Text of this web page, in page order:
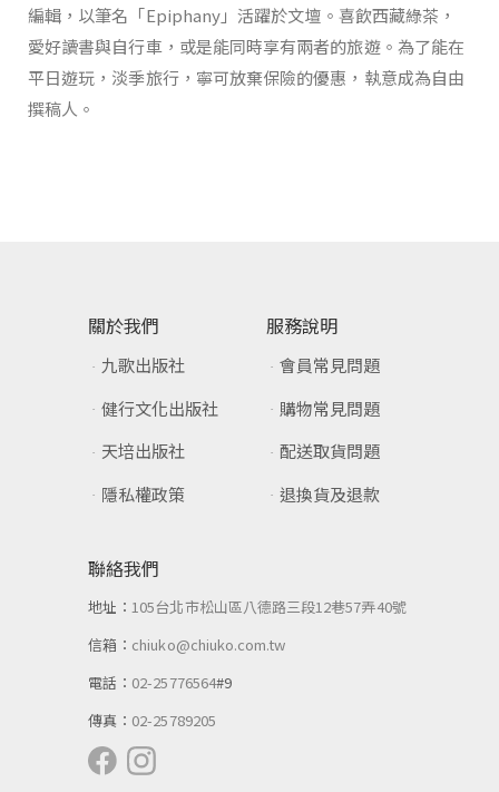
編輯，以筆名「Epiphany」活躍於文壇。喜飲西藏綠茶，
愛好讀書與自行車，或是能同時享有兩者的旅遊。為了能在
平日遊玩，淡季旅行，寧可放棄保險的優惠，執意成為自由
撰稿人。
關於我們
九歌出版社
健行文化出版社
天培出版社
隱私權政策
服務說明
會員常見問題
購物常見問題
配送取貨問題
退換貨及退款
聯絡我們
地址：105台北市松山區八德路三段12巷57弄40號
信箱： chiuko@chiuko.com.tw
電話： 02-25776564#9
傳真： 02-25789205